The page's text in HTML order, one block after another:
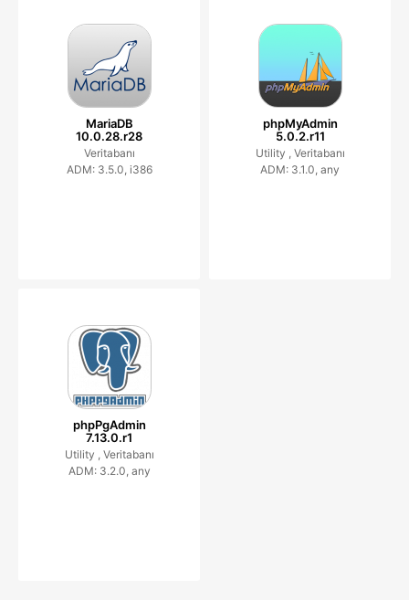
MariaDB
10.0.28.r28
Veritabanı
ADM: 3.5.0, i386
phpMyAdmin
5.0.2.r11
Utility , Veritabanı
ADM: 3.1.0, any
phpPgAdmin
7.13.0.r1
Utility , Veritabanı
ADM: 3.2.0, any